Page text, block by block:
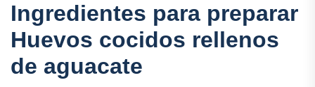
Ingredientes para preparar
Huevos cocidos rellenos
de aguacate